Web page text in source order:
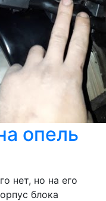
опель
нет, но на его
блока